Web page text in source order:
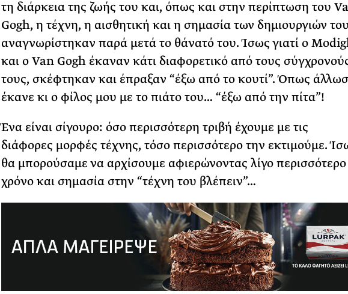
τη διάρκεια της ζωής του και, όπως και στην περίπτωση του
Gogh, η τέχνη, η αισθητική και η σημασία των δημιουργιών
αναγνωρίστηκαν παρά μετά το θάνατό του. Ίσως γιατί ο
και ο Van Gogh έκαναν κάτι διαφορετικό από τους
τους, σκέφτηκαν και έπραξαν “έξω από το κουτί”. Όπως
έκανε κι ο φίλος μου με το πιάτο του… “έξω από την πίτα”!
Ένα είναι σίγουρο: όσο περισσότερη τριβή έχουμε με τις
διάφορες μορφές τέχνης, τόσο περισσότερο την εκτιμούμε.
θα μπορούσαμε να αρχίσουμε αφιερώνοντας λίγο περισσότερο
χρόνο και σημασία στην “τέχνη του βλέπειν”…